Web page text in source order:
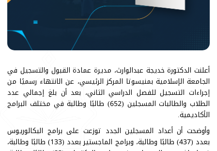
أعلنت الدكتورة خديجة عبدالوارث، مديرة عمادة القبول والتسجيل في
الجامعة الإسلامية بمنيسوتا المركز الرئيسي، عن الانتهاء رسميًا من
إجراءات التسجيل للفصل الدراسي الثاني، بعد أن بلغ إجمالي عدد
الطلاب والطالبات المسجلين (652) طالبًا وطالبة في مختلف البرامج
الأكاديمية.
وأوضحت أن أعداد المسجلين الجدد توزعت على برامج البكالوريوس
بعدد (437) طالبًا وطالبة، وبرامج الماجستير بعدد (133) طالبًا وطالبة،